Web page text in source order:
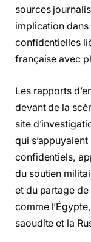
sources
implication
confidentielles
française avec
Les rapports
devant de la
site
qui
confidentiels,
du soutien
et du partage
comme
saoudite et la